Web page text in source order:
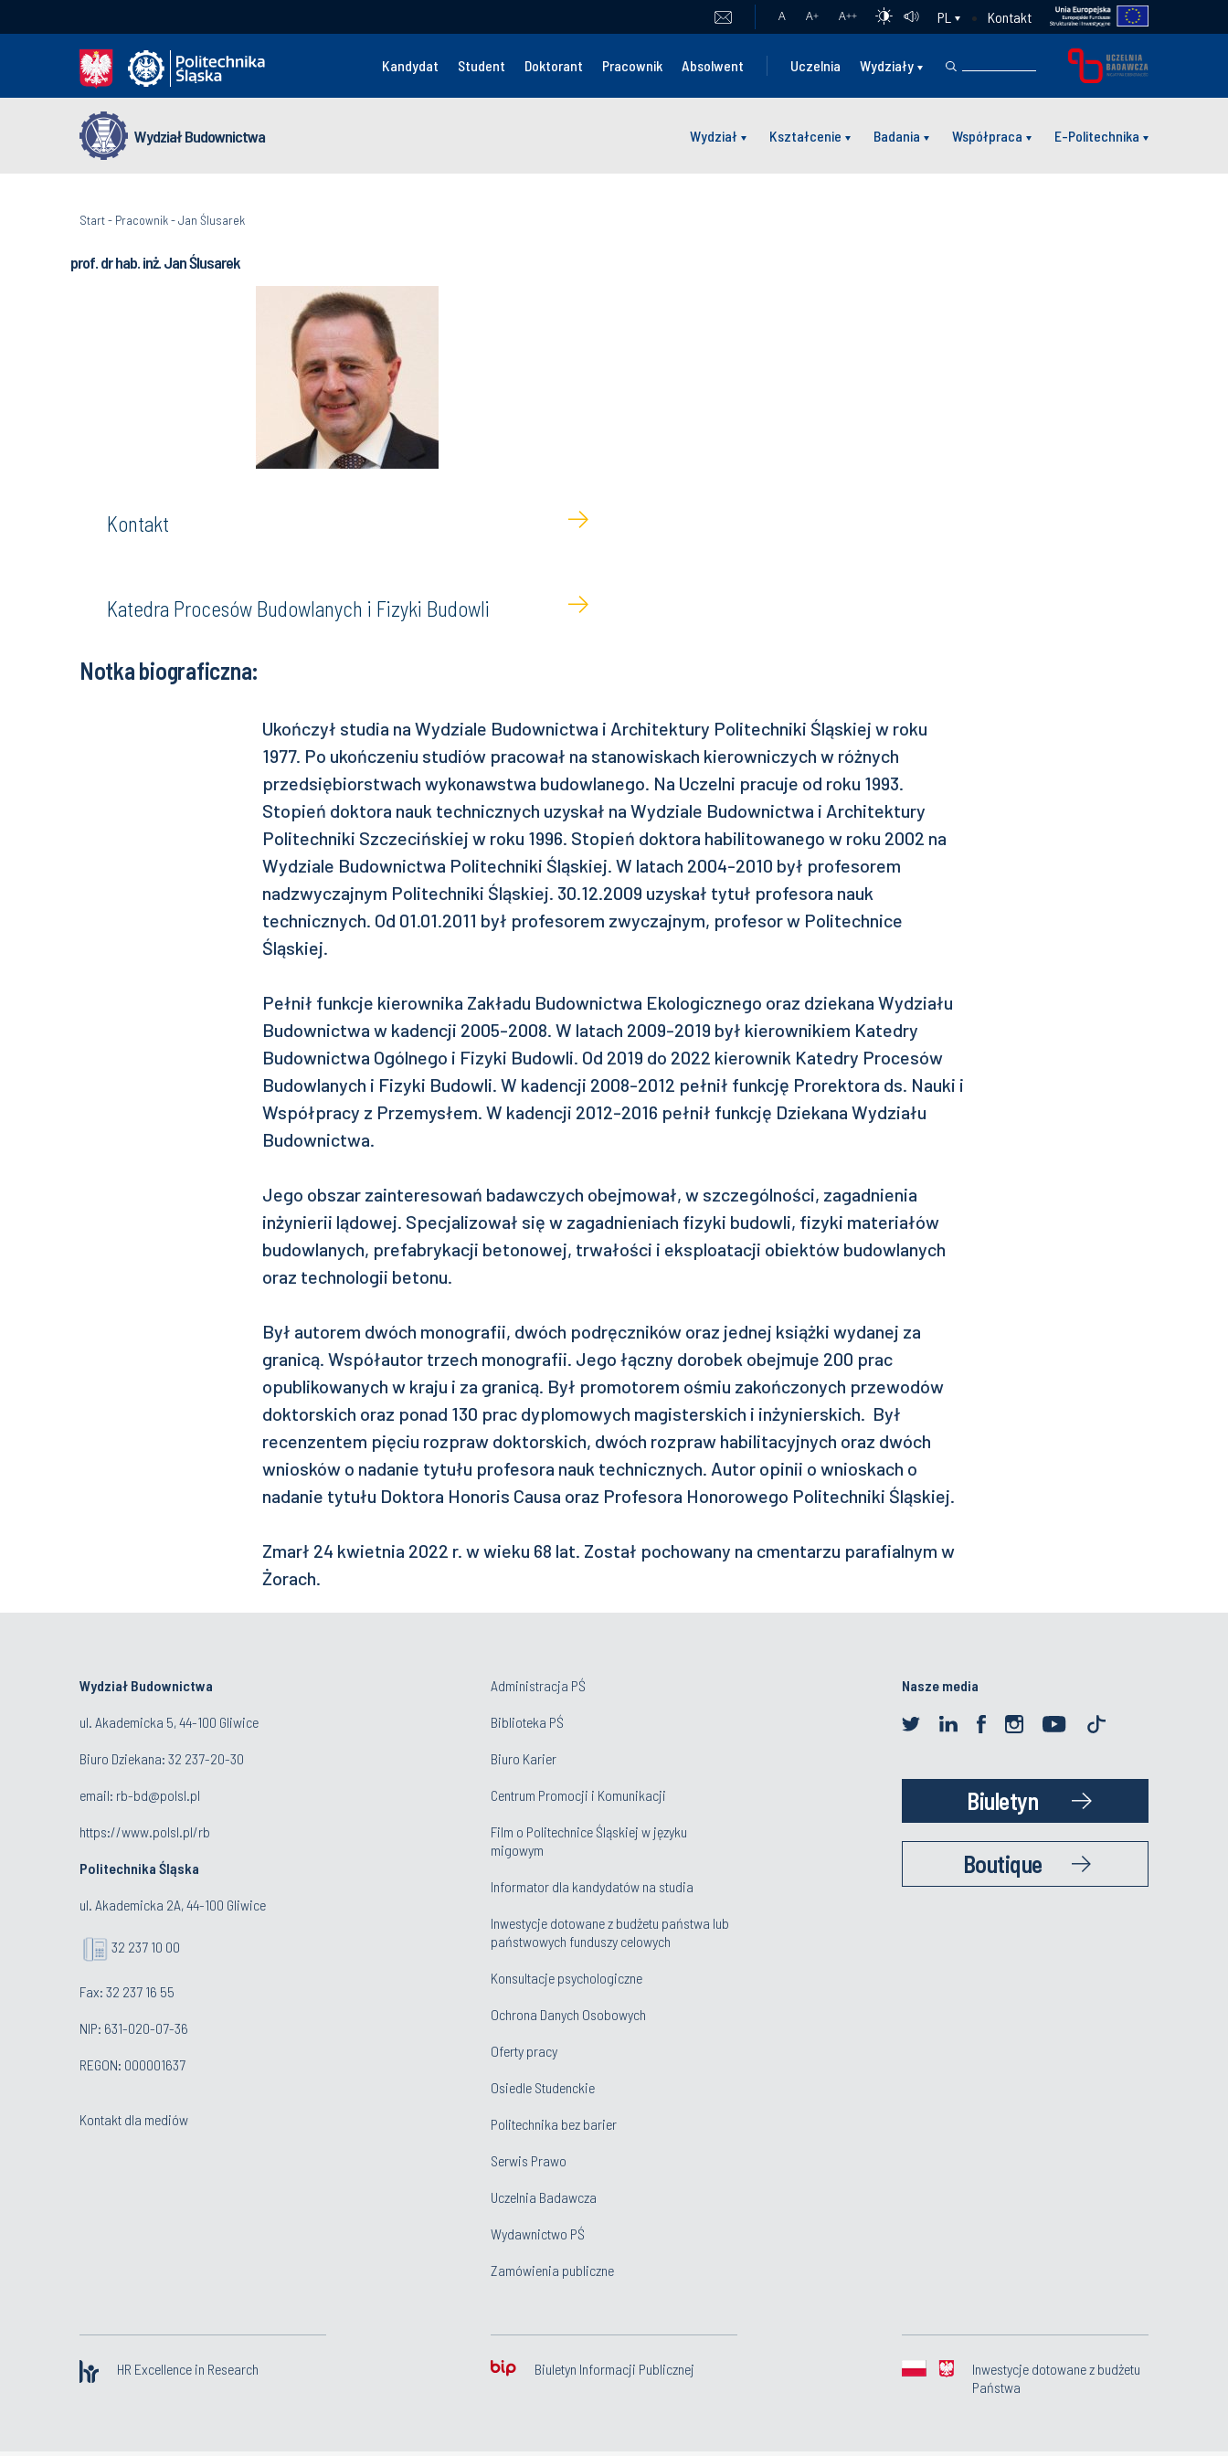
A A+ A++ PL Kontakt
Kandydat Student Doktorant Pracownik Absolwent Uczelnia Wydziały
Wydział Budownictwa Wydział Kształcenie Badania Współpraca E-Politechnika
Start- Pracownik-Jan Ślusarek
prof. dr hab. inż. Jan Ślusarek
Kontakt
Katedra Procesów Budowlanych i Fizyki Budowli
Notka biograficzna:
Ukończył studia na Wydziale Budownictwa i Architektury Politechniki Śląskiej w roku
1977. Po ukończeniu studiów pracował na stanowiskach kierowniczych w różnych
przedsiębiorstwach wykonawstwa budowlanego. Na Uczelni pracuje od roku 1993.
Stopień doktora nauk technicznych uzyskał na Wydziale Budownictwa i Architektury
Politechniki Szczecińskiej w roku 1996. Stopień doktora habilitowanego w roku 2002 na
Wydziale Budownictwa Politechniki Śląskiej. W latach 2004-2010 był profesorem
nadzwyczajnym Politechniki Śląskiej. 30.12.2009 uzyskał tytuł profesora nauk
technicznych. Od 01.01.2011 był profesorem zwyczajnym, profesor w Politechnice
Śląskiej.
Pełnił funkcje kierownika Zakładu Budownictwa Ekologicznego oraz dziekana Wydziału
Budownictwa w kadencji 2005-2008. W latach 2009-2019 był kierownikiem Katedry
Budownictwa Ogólnego i Fizyki Budowli. Od 2019 do 2022 kierownik Katedry Procesów
Budowlanych i Fizyki Budowli. W kadencji 2008-2012 pełnił funkcję Prorektora ds. Nauki i
Współpracy z Przemysłem. W kadencji 2012-2016 pełnił funkcję Dziekana Wydziału
Budownictwa.
Jego obszar zainteresowań badawczych obejmował, w szczególności, zagadnienia
inżynierii lądowej. Specjalizował się w zagadnieniach fizyki budowli, fizyki materiałów
budowlanych, prefabrykacji betonowej, trwałości i eksploatacji obiektów budowlanych
oraz technologii betonu.
Był autorem dwóch monografii, dwóch podręczników oraz jednej książki wydanej za
granicą. Współautor trzech monografii. Jego łączny dorobek obejmuje 200 prac
opublikowanych w kraju i za granicą. Był promotorem ośmiu zakończonych przewodów
doktorskich oraz ponad 130 prac dyplomowych magisterskich i inżynierskich. Był
recenzentem pięciu rozpraw doktorskich, dwóch rozpraw habilitacyjnych oraz dwóch
wniosków o nadanie tytułu profesora nauk technicznych. Autor opinii o wnioskach o
nadanie tytułu Doktora Honoris Causa oraz Profesora Honorowego Politechniki Śląskiej.
Zmarł 24 kwietnia 2022 r. w wieku 68 lat. Został pochowany na cmentarzu parafialnym w
Żorach.
Wydział Budownictwa
ul. Akademicka 5, 44-100 Gliwice
Biuro Dziekana: 32 237-20-30
email: rb-bd@polsl.pl
https://www.polsl.pl/rb
Politechnika Śląska
ul. Akademicka 2A, 44-100 Gliwice
32 237 10 00
Fax: 32 237 16 55
NIP: 631-020-07-36
REGON: 000001637
Kontakt dla mediów
Administracja PŚ
Biblioteka PŚ
Biuro Karier
Centrum Promocji i Komunikacji
Film o Politechnice Śląskiej w języku
migowym
Informator dla kandydatów na studia
Inwestycje dotowane z budżetu państwa lub
państwowych funduszy celowych
Konsultacje psychologiczne
Ochrona Danych Osobowych
Oferty pracy
Osiedle Studenckie
Politechnika bez barier
Serwis Prawo
Uczelnia Badawcza
Wydawnictwo PŚ
Zamówienia publiczne
Nasze media
Biuletyn
Boutique
HR Excellence in Research Biuletyn Informacji Publicznej
Inwestycje dotowane z budżetu
Państwa